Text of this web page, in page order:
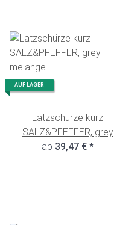
AUF LAGER
Latzschürze kurz
SALZ&PFEFFER, grey
melange
ab 39,47 € *